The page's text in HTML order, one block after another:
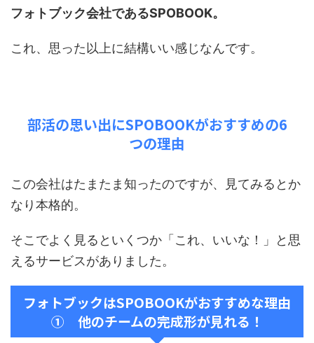
フォトブック会社であるSPOBOOK。
これ、思った以上に結構いい感じなんです。
部活の思い出にSPOBOOKがおすすめの6
つの理由
この会社はたまたま知ったのですが、見てみるとか
なり本格的。
そこでよく見るといくつか「これ、いいな！」と思
えるサービスがありました。
フォトブックはSPOBOOKがおすすめな理由
① 他のチームの完成形が見れる！